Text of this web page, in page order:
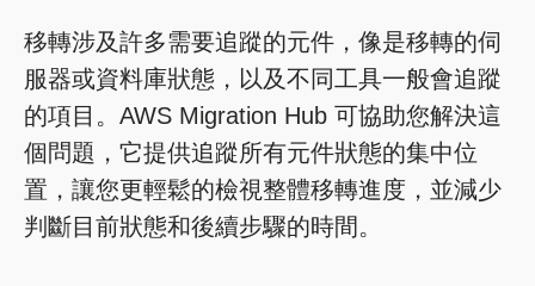
移轉涉及許多需要追蹤的元件，像是移轉的伺
服器或資料庫狀態，以及不同工具一般會追蹤
的項目。AWS Migration Hub 可協助您解決這
個問題，它提供追蹤所有元件狀態的集中位
置，讓您更輕鬆的檢視整體移轉進度，並減少
判斷目前狀態和後續步驟的時間。